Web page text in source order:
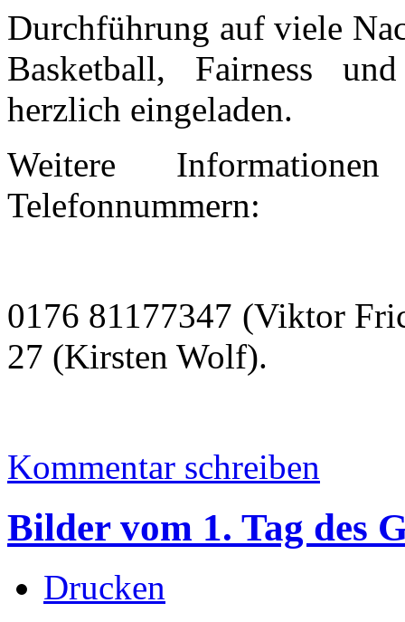
Durchführung auf viele
Basketball, Fairness
herzlich eingeladen.
Weitere
Telefonnummern:
0176 81177347 (Viktor
27 (Kirsten Wolf).
Kommentar schreiben
Bilder vom 1. Tag des
Drucken